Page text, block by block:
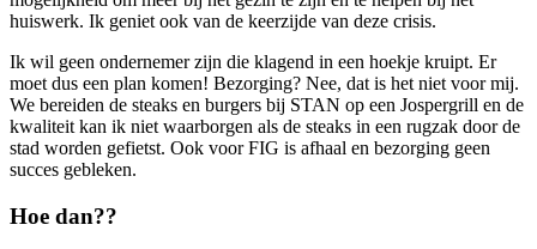
huiswerk. Ik geniet ook van de keerzijde van deze crisis.
Ik wil geen ondernemer zijn die klagend in een hoekje kruipt. Er
moet dus een plan komen! Bezorging? Nee, dat is het niet voor mij.
We bereiden de steaks en burgers bij STAN op een Jospergrill en de
kwaliteit kan ik niet waarborgen als de steaks in een rugzak door de
stad worden gefietst. Ook voor FIG is afhaal en bezorging geen
succes gebleken.
Hoe dan??